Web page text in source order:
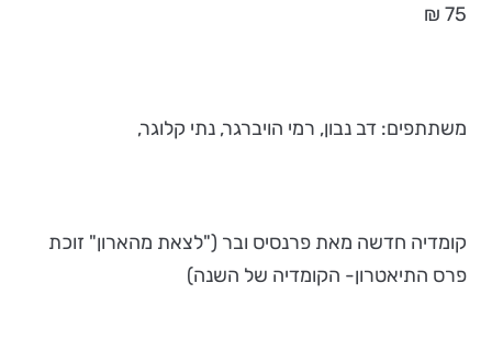
75 ₪
משתתפים: דב נבון, רמי הויברגר, נתי קלוגר,
קומדיה חדשה מאת פרנסיס ובר ("לצאת מהארון" זוכת
פרס התיאטרון- הקומדיה של השנה)